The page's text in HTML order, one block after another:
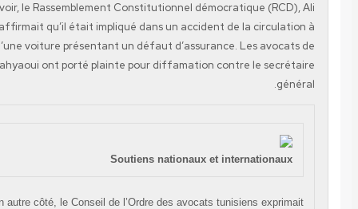
au pouvoir, le Rassemblement Constitutionnel démocratique
Chaouch, affirmait qu’il était impliqué dans un accident de la
bord d’une voiture présentant un défaut d’assurance. Les
Mokhtar Yahyaoui ont porté plainte pour diffamation contre le
Soutiens nationaux et
Mais, d’un autre côté, le Conseil de l’Ordre des avocats tunisiens